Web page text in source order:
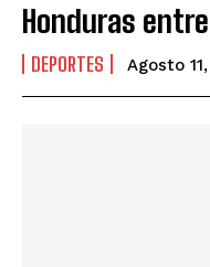
Honduras
DEPORTES Agosto